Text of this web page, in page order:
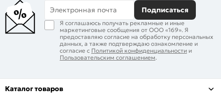
Электронная почта Подписаться
Я соглашаюсь получать рекламные и иные
маркетинговые сообщения от ООО «169». Я
предоставляю согласие на обработку персональных
данных, а также подтверждаю ознакомление и
согласие с Политикой конфиденциальности и
Пользовательским соглашением.
Каталог товаров